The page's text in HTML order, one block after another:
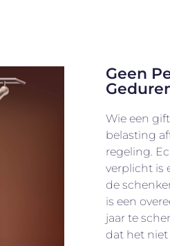
Geen
Wie een
belasting
regeling.
verplicht is
de
is een
jaar te
dat het niet